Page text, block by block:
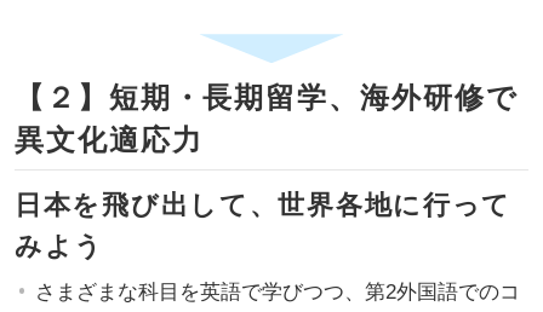
【２】短期・長期留学、海外研修で
異文化適応力
日本を飛び出して、世界各地に行って
みよう
さまざまな科目を英語で学びつつ、第2外国語でのコ